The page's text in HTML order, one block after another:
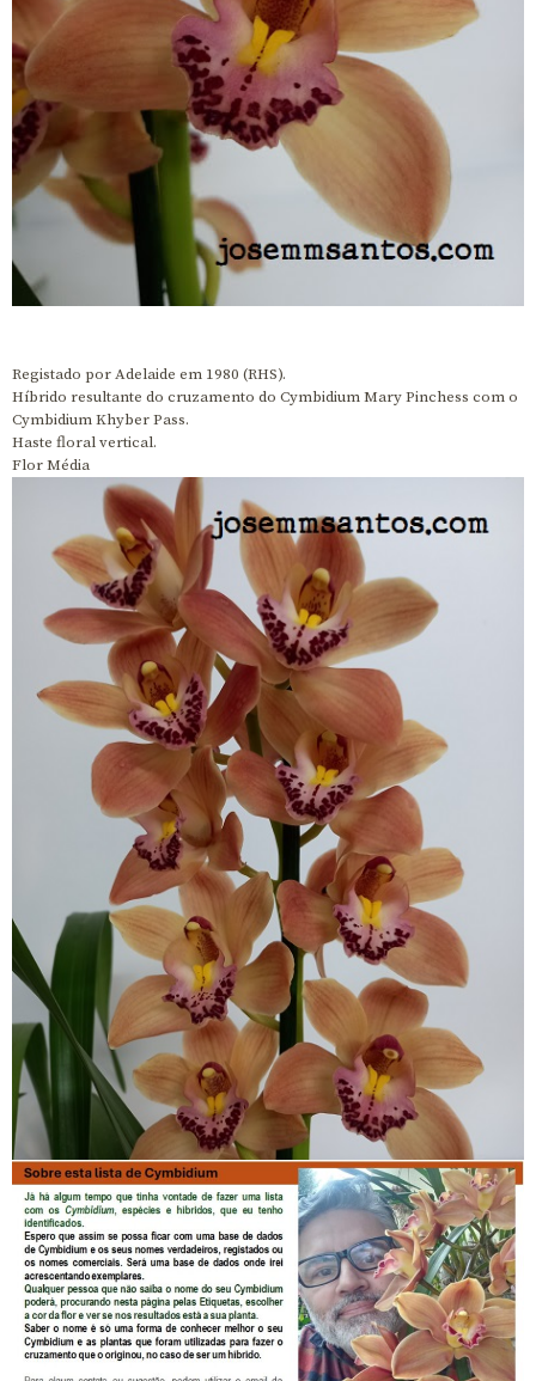
Registado por Adelaide em 1980 (RHS).
Híbrido resultante do cruzamento do Cymbidium Mary Pinchess com o
Cymbidium Khyber Pass.
Haste floral vertical.
Flor Média